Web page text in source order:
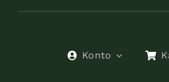
Konto